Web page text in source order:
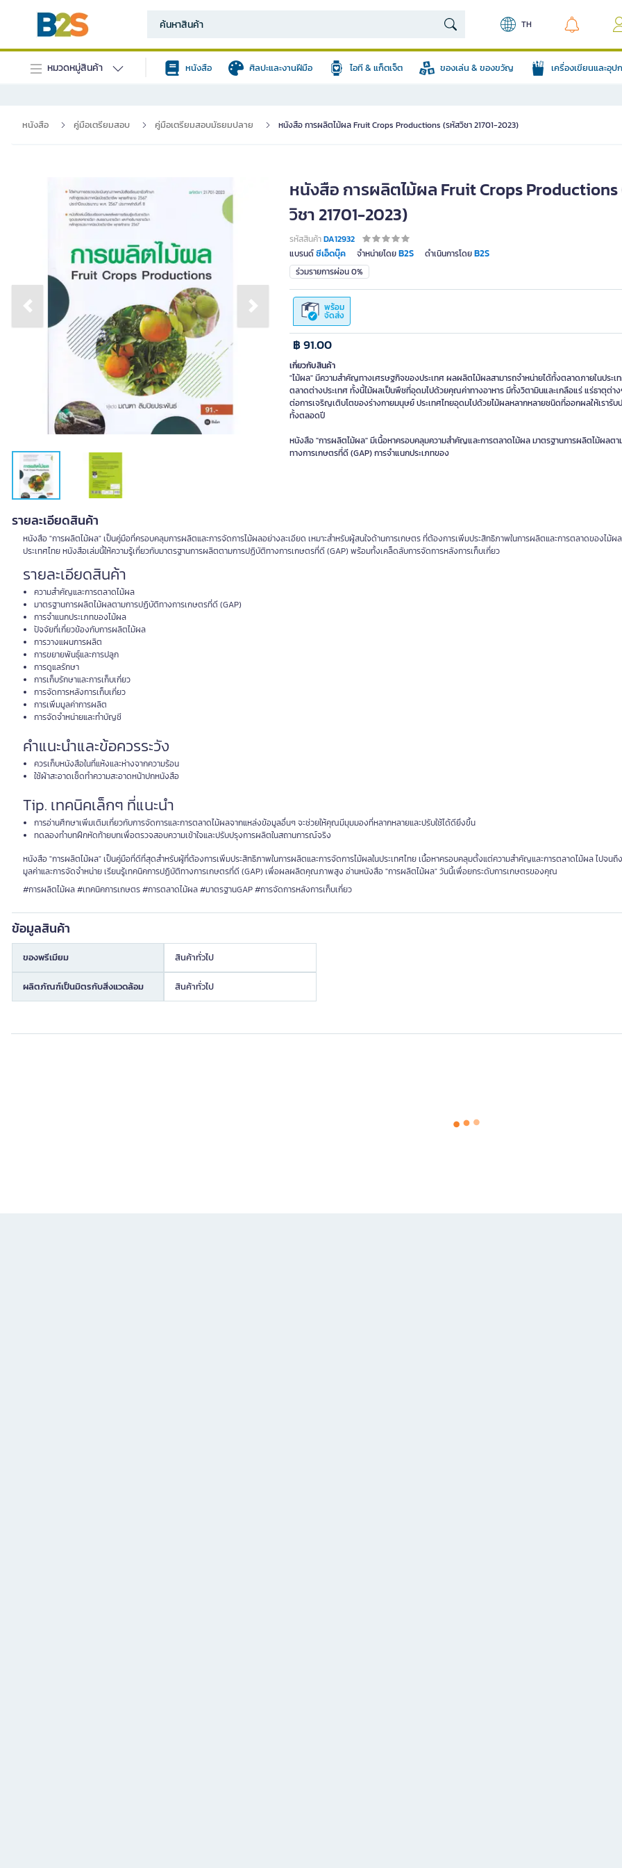
TH
หมวดหมู่สินค้า หนังสือ ศิลปะและงานฝีมือ ไอที & แก็ตเจ็ต ของเล่น & ของขวัญ เครื่องเขียนและอุ
หนังสือ คู่มือเตรียมสอบ คู่มือเตรียมสอบมัธยมปลาย หนังสือ การผลิตไม้ผล Fruit Crops Productions (รหัสวิชา 21701-2023)
Previous slide Next slide
หนังสือ การผลิตไม้ผล Fruit Crops
วิชา 21701-2023)
รหัสสินค้าDA12932
แบรนด์ซีเอ็ดบุ๊ค จำหน่ายโดยB2S ดำเนินการโดยB2S
ร่วมรายการผ่อน 0%
พร้อม
จัดส่ง
฿ 91.00
เกี่ยวกับสินค้า
"ไม้ผล" มีความสำคัญทางเศรษฐกิจของประเทศ ผลผลิตไม้ผลสามารถจำหน่ายได้ทั้งตลาดภายในประเ
ตลาดต่างประเทศ ทั้งนี้ไม้ผลเป็นพืชที่อุดมไปด้วยคุณค่าทางอาหาร มีทั้งวิตามินและเกลือแร่ แร่ธาตุต่าง
ต่อการเจริญเติบโตของร่างกายมนุษย์ ประเทศไทยอุดมไปด้วยไม้ผลหลากหลายชนิดที่ออกผลให้เรารับ
ทั้งตลอดปี
หนังสือ "การผลิตไม้ผล" มีเนื้อหาครอบคลุมความสำคัญและการตลาดไม้ผล มาตรฐานการผลิตไม้ผลต
ทางการเกษตรที่ดี (GAP) การจำแนกประเภทของ
รายละเอียดสินค้า
หนังสือ "การผลิตไม้ผล" เป็นคู่มือที่ครอบคลุมการผลิตและการจัดการไม้ผลอย่างละเอียด เหมาะสำหรับผู้สนใจด้านการเกษตร ที่ต้องการเพิ่มประสิทธิภาพในการผลิตและการตลาดของไม้ผ
ประเทศไทย หนังสือเล่มนี้ให้ความรู้เกี่ยวกับมาตรฐานการผลิตตามการปฏิบัติทางการเกษตรที่ดี (GAP) พร้อมทั้งเคล็ดลับการจัดการหลังการเก็บเกี่ยว
รายละเอียดสินค้า
ความสำคัญและการตลาดไม้ผล
มาตรฐานการผลิตไม้ผลตามการปฏิบัติทางการเกษตรที่ดี (GAP)
การจำแนกประเภทของไม้ผล
ปัจจัยที่เกี่ยวข้องกับการผลิตไม้ผล
การวางแผนการผลิต
การขยายพันธุ์และการปลูก
การดูแลรักษา
การเก็บรักษาและการเก็บเกี่ยว
การจัดการหลังการเก็บเกี่ยว
การเพิ่มมูลค่าการผลิต
การจัดจำหน่ายและทำบัญชี
คำแนะนำและข้อควรระวัง
ควรเก็บหนังสือในที่แห้งและห่างจากความร้อน
ใช้ผ้าสะอาดเช็ดทำความสะอาดหน้าปกหนังสือ
Tip. เทคนิคเล็กๆ ที่แนะนำ
การอ่านศึกษาเพิ่มเติมเกี่ยวกับการจัดการและการตลาดไม้ผลจากแหล่งข้อมูลอื่นๆ จะช่วยให้คุณมีมุมมองที่หลากหลายและปรับใช้ได้ดียิ่งขึ้น
ทดลองทำบทฝึกหัดท้ายบทเพื่อตรวจสอบความเข้าใจและปรับปรุงการผลิตในสถานการณ์จริง
หนังสือ "การผลิตไม้ผล" เป็นคู่มือที่ดีที่สุดสำหรับผู้ที่ต้องการเพิ่มประสิทธิภาพในการผลิตและการจัดการไม้ผลในประเทศไทย เนื้อหาครอบคลุมตั้งแต่ความสำคัญและการตลาดไม้ผล ไปจนถึ
มูลค่าและการจัดจำหน่าย เรียนรู้เทคนิคการปฏิบัติทางการเกษตรที่ดี (GAP) เพื่อผลผลิตคุณภาพสูง อ่านหนังสือ "การผลิตไม้ผล" วันนี้เพื่อยกระดับการเกษตรของคุณ
#การผลิตไม้ผล #เทคนิคการเกษตร #การตลาดไม้ผล #มาตรฐานGAP #การจัดการหลังการเก็บเกี่ยว
ข้อมูลสินค้า
ของพรีเมียม สินค้าทั่วไป
ผลิตภัณฑ์เป็นมิตรกับสิ่งแวดล้อม สินค้าทั่วไป